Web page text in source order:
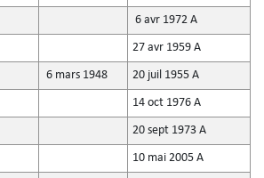
6 avr 1972 A
27 avr 1959 A
6 mars 1948 20 juil 1955 A
14 oct 1976 A
20 sept 1973 A
10 mai 2005 A